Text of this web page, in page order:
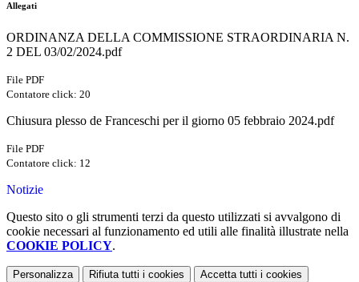
Allegati
ORDINANZA DELLA COMMISSIONE STRAORDINARIA N.
2 DEL 03/02/2024.pdf
File PDF
Contatore click: 20
Chiusura plesso de Franceschi per il giorno 05 febbraio 2024.pdf
File PDF
Contatore click: 12
Notizie
Questo sito o gli strumenti terzi da questo utilizzati si avvalgono di
cookie necessari al funzionamento ed utili alle finalità illustrate nella
COOKIE POLICY.
Personalizza Rifiuta tutti i cookies Accetta tutti i cookies